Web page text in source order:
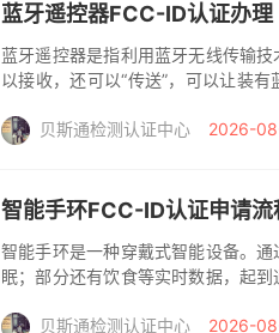
蓝牙遥控器FCC-ID认证办理
蓝牙遥控器是指利用蓝牙无线传输
以接收，还可以“传送”，可以让装
贝斯通检测认证中心 2026-
智能手环FCC-ID认证申请流
智能手环是一种穿戴式智能设备。
眠；部分还有饮食等实时数据，起
贝斯通检测认证中心 2026-